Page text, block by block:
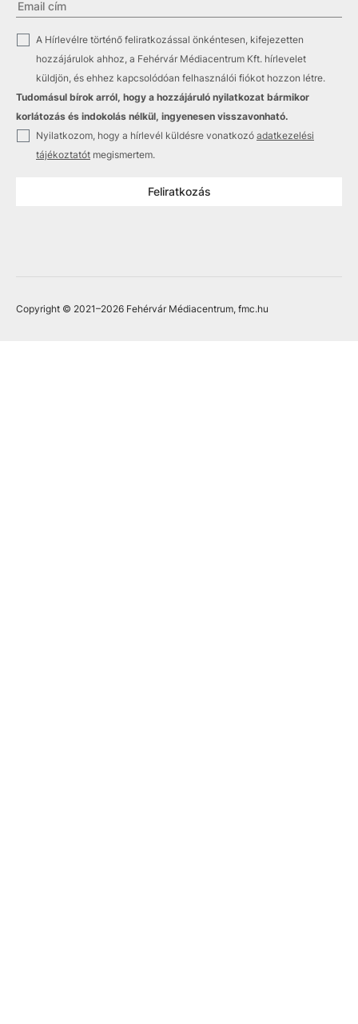
A Hírlevélre történő feliratkozással önkéntesen, kifejezetten
hozzájárulok ahhoz, a Fehérvár Médiacentrum Kft. hírlevelet
küldjön, és ehhez kapcsolódóan felhasználói fiókot hozzon létre.
Tudomásul bírok arról, hogy a hozzájáruló nyilatkozat bármikor
korlátozás és indokolás nélkül, ingyenesen visszavonható.
Nyilatkozom, hogy a hírlevél küldésre vonatkozó adatkezelési
tájékoztatót megismertem.
Feliratkozás
Copyright © 2021–2026 Fehérvár Médiacentrum, fmc.hu